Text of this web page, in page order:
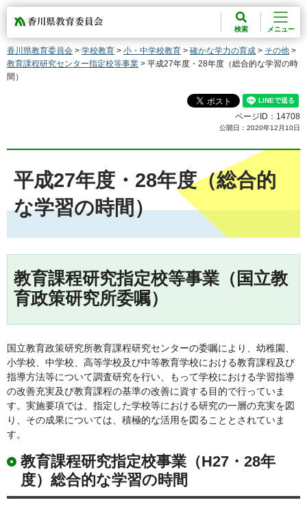
香川県教育委員会
検索 メニュー
香川県教育委員会 > 学校教育 > 小・中学校教育 > 確かな学力の育成 > その他 >
教育課程研究センター指定校等事業 > 平成27年度・28年度（総合的な学習の時
間）
ページID：14708
公開日：2020年12月10日
平成27年度・28年度（総合的
な学習の時間）
教育課程研究指定校等事業（国立教
育政策研究所委嘱）
国立教育政策研究所教育課程研究センターの委嘱により、幼稚園、
小学校、中学校、高等学校及び中等教育学校における教育課程及び
指導方法等について調査研究を行い、もって学校における学習指導
の改善充実及び教育課程の基準の改善に資する目的で行っていま
す。実施要項では、指定した学校等における研究の一層の充実を図
り、その成果については、積極的な活用を図ることとされていま
す。
教育課程研究指定校事業（H27・28年
度）総合的な学習の時間